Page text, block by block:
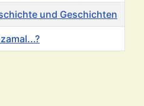
und Geschichten